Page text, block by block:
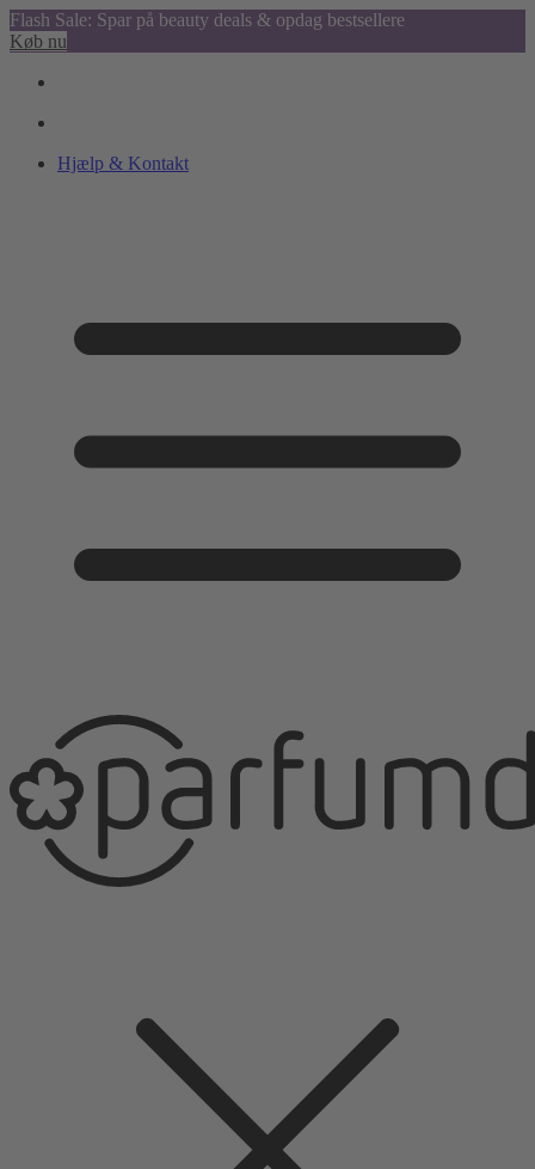
Flash Sale: Spar på beauty deals & opdag bestsellere
Køb nu
Hjælp & Kontakt